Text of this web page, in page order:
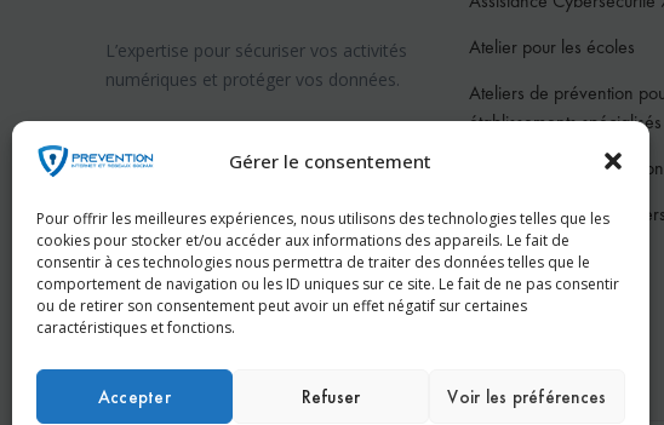
Gérer le consentement
Pour offrir les meilleures expériences, nous utilisons des technologies telles que les
cookies pour stocker et/ou accéder aux informations des appareils. Le fait de
consentir à ces technologies nous permettra de traiter des données telles que le
comportement de navigation ou les ID uniques sur ce site. Le fait de ne pas consentir
ou de retirer son consentement peut avoir un effet négatif sur certaines
caractéristiques et fonctions.
Accepter Refuser Voir les préférences
L’expertise pour sécuriser vos activités
numériques et protéger vos données.
Prévention internet en Suisse
Atelier pour les écoles
Ateliers de prévention
établissements spécialisés
Atelier pour les
Atelier pour les particuliers
Pour les jeunes
Conférences